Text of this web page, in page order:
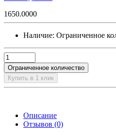
1650.0000
Наличие: Ограниченное
Ограниченное количество
Купить в 1 клик
Описание
Отзывов (0)